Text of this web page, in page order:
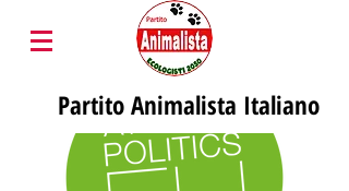
PartitoAnimalista Italiano